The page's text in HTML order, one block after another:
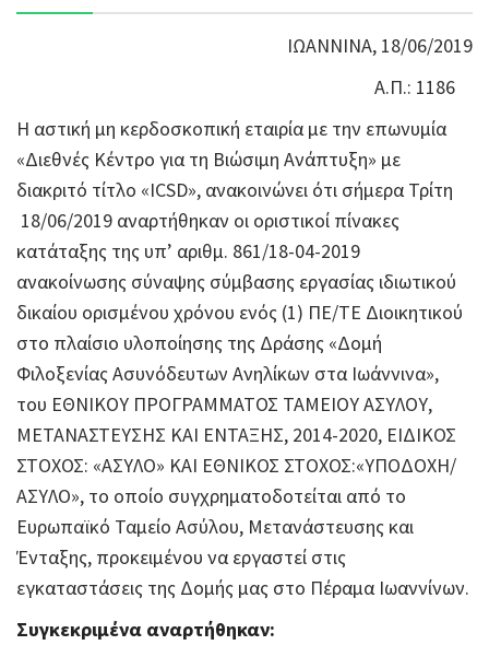
ΙΩΑΝΝΙΝΑ, 18/06/2019
Α.Π.: 1186
Η αστική μη κερδοσκοπική εταιρία με την επωνυμία
«Διεθνές Κέντρο για τη Βιώσιμη Ανάπτυξη» με
διακριτό τίτλο «ICSD», ανακοινώνει ότι σήμερα Τρίτη
18/06/2019 αναρτήθηκαν οι οριστικοί πίνακες
κατάταξης της υπ’ αριθμ. 861/18-04-2019
ανακοίνωσης σύναψης σύμβασης εργασίας ιδιωτικού
δικαίου ορισμένου χρόνου ενός (1) ΠΕ/ΤΕ Διοικητικού
στο πλαίσιο υλοποίησης της Δράσης «Δομή
Φιλοξενίας Ασυνόδευτων Ανηλίκων στα Ιωάννινα»,
του ΕΘΝΙΚΟΥ ΠΡΟΓΡΑΜΜΑΤΟΣ ΤΑΜΕΙΟΥ ΑΣΥΛΟΥ,
ΜΕΤΑΝΑΣΤΕΥΣΗΣ ΚΑΙ ΕΝΤΑΞΗΣ, 2014-2020, ΕΙΔΙΚΟΣ
ΣΤΟΧΟΣ: «ΑΣΥΛΟ» ΚΑΙ ΕΘΝΙΚΟΣ ΣΤΟΧΟΣ:«ΥΠΟΔΟΧΗ/
ΑΣΥΛΟ», το οποίο συγχρηματοδοτείται από το
Ευρωπαϊκό Ταμείο Ασύλου, Μετανάστευσης και
Ένταξης, προκειμένου να εργαστεί στις
εγκαταστάσεις της Δομής μας στο Πέραμα Ιωαννίνων.
Συγκεκριμένα αναρτήθηκαν: